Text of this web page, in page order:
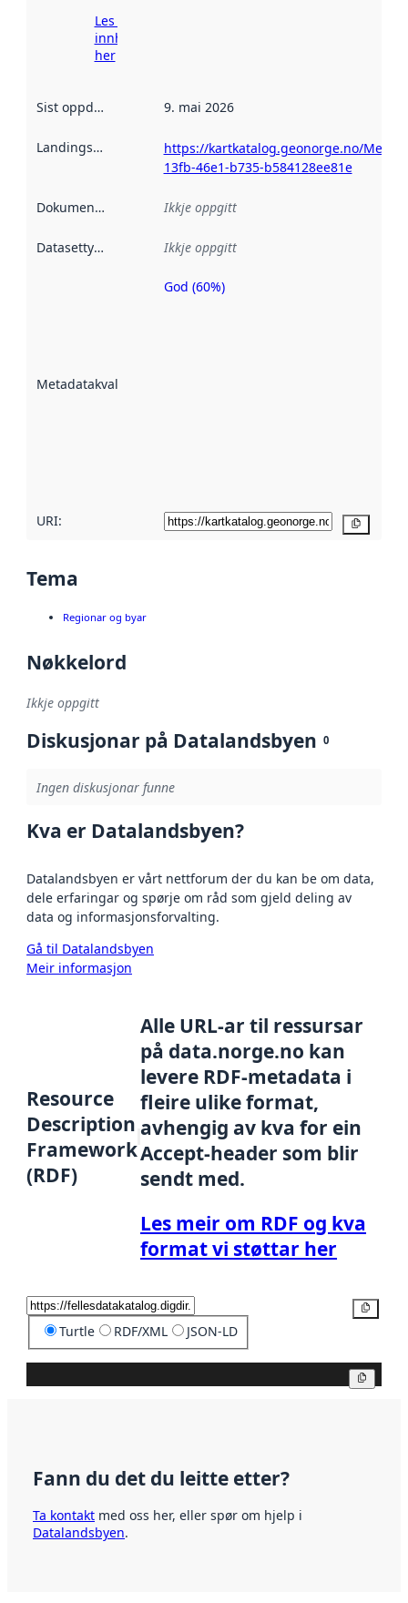
Les meir om
innhenting
her
Sist oppdatert 9. mai 2026
Landingsside
https://kartkatalog.geonorge.no/
13fb-46e1-b735-b584128ee81e
Dokumentasjon Ikkje oppgitt
Datasettype Ikkje oppgitt
Metadatakvalitet
Metadatakvalitet
God (60%)
URI:
Tema
Regionar og byar
Nøkkelord
Ikkje oppgitt
Diskusjonar på Datalandsbyen 0
Ingen diskusjonar funne
Kva er Datalandsbyen?
Datalandsbyen er vårt nettforum der du kan be om data,
dele erfaringar og spørje om råd som gjeld deling av
data og informasjonsforvalting.
Gå til Datalandsbyen
Meir informasjon
Resource
Description
Framework
(RDF)
Alle URL-ar til ressursar
på data.norge.no kan
levere RDF-metadata i
fleire ulike format,
avhengig av kva for ein
Accept-header som blir
sendt med.
Les meir om RDF og kva
format vi støttar her
Turtle RDF/XML JSON-LD
Fann du det du leitte etter?
Ta kontakt med oss her, eller spør om hjelp i
Datalandsbyen.